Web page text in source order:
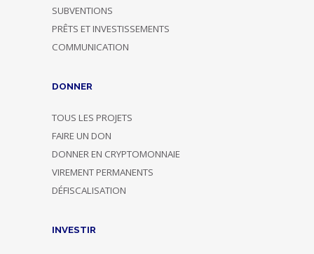
SUBVENTIONS
PRÊTS ET INVESTISSEMENTS
COMMUNICATION
DONNER
TOUS LES PROJETS
FAIRE UN DON
DONNER EN CRYPTOMONNAIE
VIREMENT PERMANENTS
DÉFISCALISATION
INVESTIR